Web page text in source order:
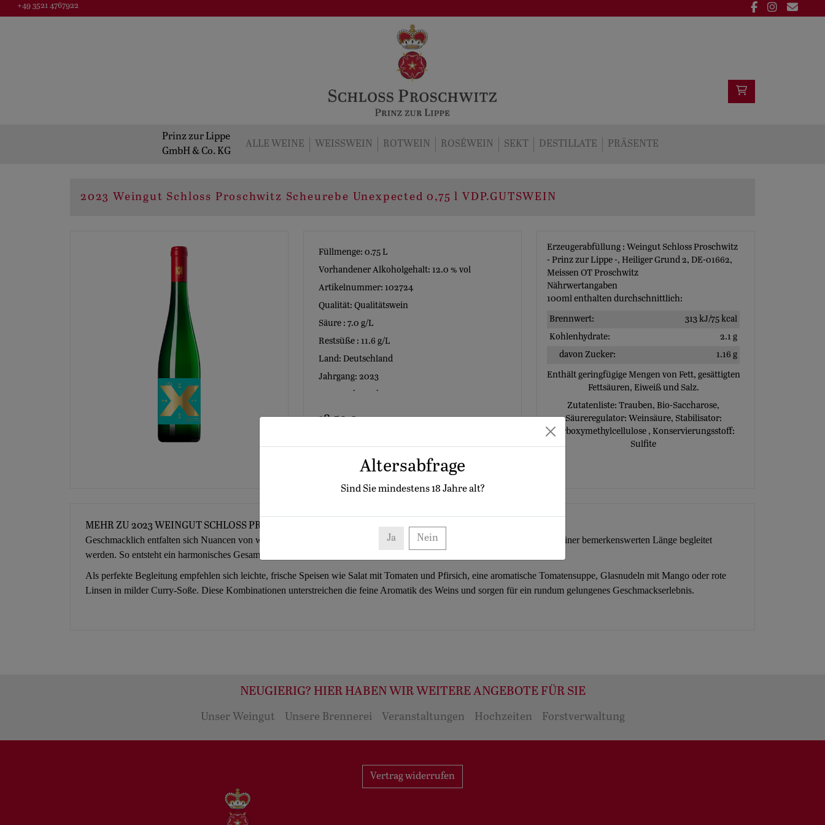
+49 3521 4767922
Prinz zur Lippe
GmbH & Co. KG
ALLE WEINE WEISSWEIN ROTWEIN ROSÉWEIN SEKT DESTILLATE PRÄSENTE
Altersabfrage
Sind Sie mindestens18 Jahre alt?
Ja Nein
2023 Weingut Schloss Proschwitz Scheurebe Unexpected 0,75 l VDP.GUTSWEIN
Füllmenge: 0.75L
Vorhandener Alkoholgehalt: 12.0 % vol
Artikelnummer: 102724
Qualität: Qualitätswein
Säure : 7.0 g/L
Restsüße : 11.6 g/L
Land: Deutschland
Jahrgang: 2023
Anbaugebiet: Sachsen
18.50 €
(zzgl. Versand)
Menge:
Erzeugerabfüllung : Weingut Schloss Proschwitz
- Prinz zur Lippe -, Heiliger Grund 2, DE-01662,
Meissen OT Proschwitz
Nährwertangaben
100ml enthalten durchschnittlich:
Brennwert:
313 kJ/75 kcal
Kohlenhydrate:
2.1 g
davon Zucker:
1.16 g
Enthält geringfügige Mengen von Fett, gesättigten
Fettsäuren, Eiweiß und Salz.
Zutatenliste: Trauben, Bio-Saccharose,
Säureregulator: Weinsäure, Stabilisator:
Carboxymethylcellulose , Konservierungsstoff:
Sulfite
MEHR ZU 2023 WEINGUT SCHLOSS PROSCHWITZ SCHEUREBE UNEXPECTED 0,75 L VDP.GUTSWEIN
Geschmacklich entfalten sich Nuancen von weißem Pfirsich und Weinbergspfirsich, die von viel Zug, Grip, Saftigkeit und einer bemerkenswerten Länge begleitet
werden. So entsteht ein harmonisches Gesamtbild, das den Genießer auf eine geschmackliche Entdeckungsreise mitnimmt.
Als perfekte Begleitung empfehlen sich leichte, frische Speisen wie Salat mit Tomaten und Pfirsich, eine aromatische Tomatensuppe, Glasnudeln mit Mango oder rote
Linsen in milder Curry-Soße. Diese Kombinationen unterstreichen die feine Aromatik des Weins und sorgen für ein rundum gelungenes Geschmackserlebnis.
NEUGIERIG? HIER HABEN WIR WEITERE ANGEBOTE FÜR SIE
Unser Weingut Unsere Brennerei Veranstaltungen Hochzeiten Forstverwaltung
Vertrag widerrufen